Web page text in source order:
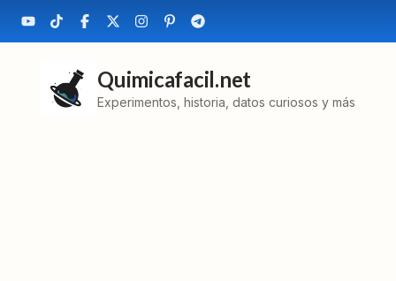
Quimicafacil.net
Experimentos, historia, datos curiosos y más